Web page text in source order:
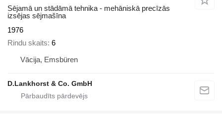
Sējamā un stādāmā tehnika - mehāniskā precīzās
izsējas sējmašīna
1976
Rindu skaits 6
Vācija, Emsbüren
D.Lankhorst & Co. GmbH